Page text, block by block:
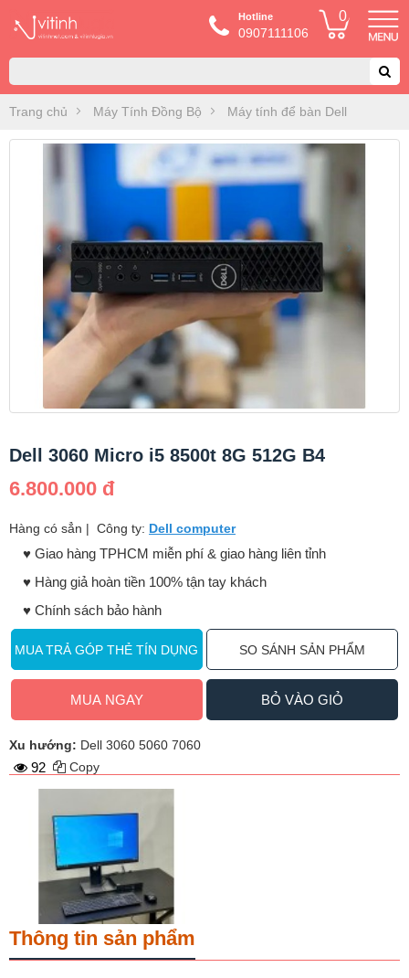
Hotline
0907111106
0
Trang chủ Máy Tính Đồng Bộ Máy tính để bàn Dell
Dell 3060 Micro i5 8500t 8G 512G B4
6.800.000 đ
Hàng có sẳn | Công ty: Dell computer
♥️ Giao hàng TPHCM miễn phí & giao hàng liên tỉnh
♥️ Hàng giả hoàn tiền 100% tận tay khách
♥️ Chính sách bảo hành
MUA TRẢ GÓP THẺ TÍN DỤNG SO SÁNH SẢN PHẨM
MUA NGAY BỎ VÀO GIỎ
Xu hướng: Dell 3060 5060 7060
92 Copy
Thông tin sản phẩm